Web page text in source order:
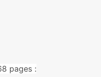
pages :